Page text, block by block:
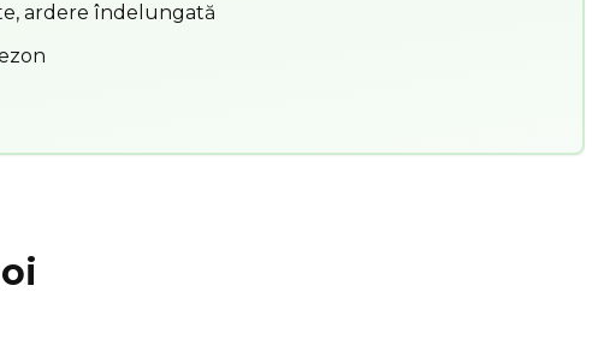
ardere îndelungată